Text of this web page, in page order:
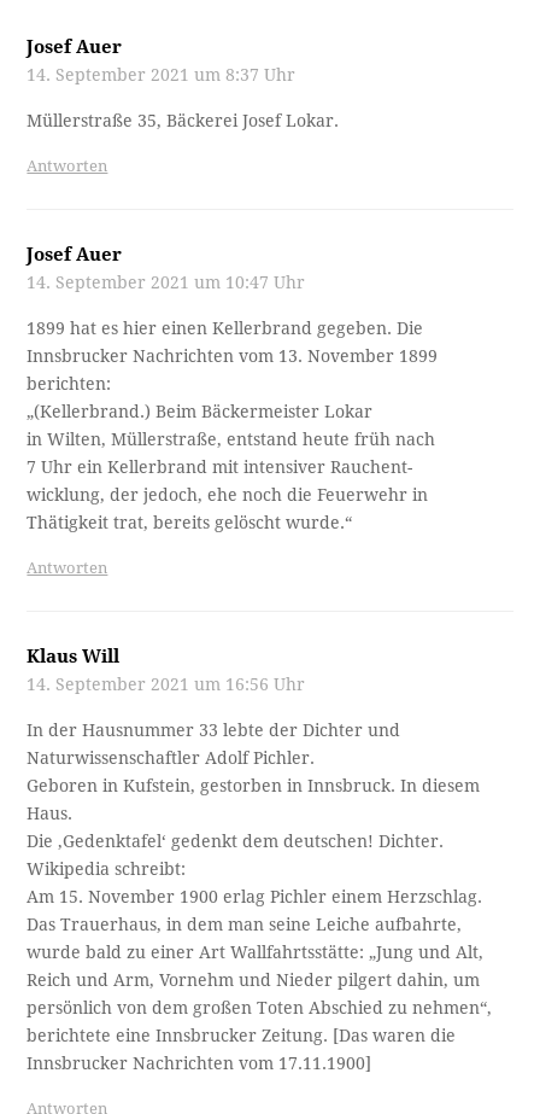
Josef Auer
14. September 2021 um 8:37 Uhr
Müllerstraße 35, Bäckerei Josef Lokar.
Antworten
Josef Auer
14. September 2021 um 10:47 Uhr
1899 hat es hier einen Kellerbrand gegeben. Die
Innsbrucker Nachrichten vom 13. November 1899
berichten:
„(Kellerbrand.) Beim Bäckermeister Lokar
in Wilten, Müllerstraße, entstand heute früh nach
7 Uhr ein Kellerbrand mit intensiver Rauchent- ­
wicklung, der jedoch, ehe noch die Feuerwehr in
Thätigkeit trat, bereits gelöscht wurde.“
Antworten
Klaus Will
14. September 2021 um 16:56 Uhr
In der Hausnummer 33 lebte der Dichter und
Naturwissenschaftler Adolf Pichler.
Geboren in Kufstein, gestorben in Innsbruck. In diesem
Haus.
Die ‚Gedenktafel‘ gedenkt dem deutschen! Dichter.
Wikipedia schreibt:
Am 15. November 1900 erlag Pichler einem Herzschlag.
Das Trauerhaus, in dem man seine Leiche aufbahrte,
wurde bald zu einer Art Wallfahrtsstätte: „Jung und Alt,
Reich und Arm, Vornehm und Nieder pilgert dahin, um
persönlich von dem großen Toten Abschied zu nehmen“,
berichtete eine Innsbrucker Zeitung. [Das waren die
Innsbrucker Nachrichten vom 17.11.1900]
Antworten